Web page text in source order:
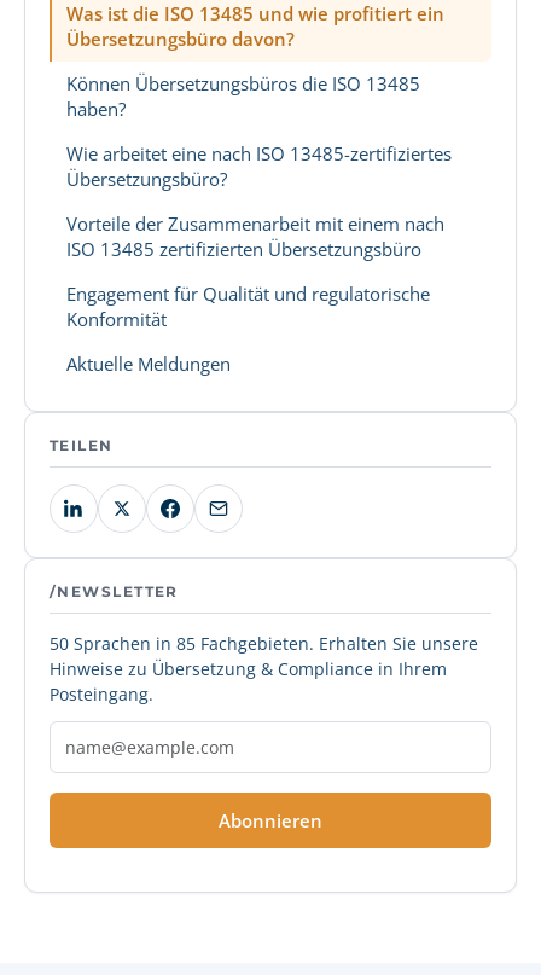
Was ist die ISO 13485 und wie profitiert ein
Übersetzungsbüro davon?
Können Übersetzungsbüros die ISO 13485
haben?
Wie arbeitet eine nach ISO 13485-zertifiziertes
Übersetzungsbüro?
Vorteile der Zusammenarbeit mit einem nach
ISO 13485 zertifizierten Übersetzungsbüro
Engagement für Qualität und regulatorische
Konformität
Aktuelle Meldungen
TEILEN
/NEWSLETTER
50 Sprachen in 85 Fachgebieten. Erhalten Sie unsere
Hinweise zu Übersetzung & Compliance in Ihrem
Posteingang.
Abonnieren